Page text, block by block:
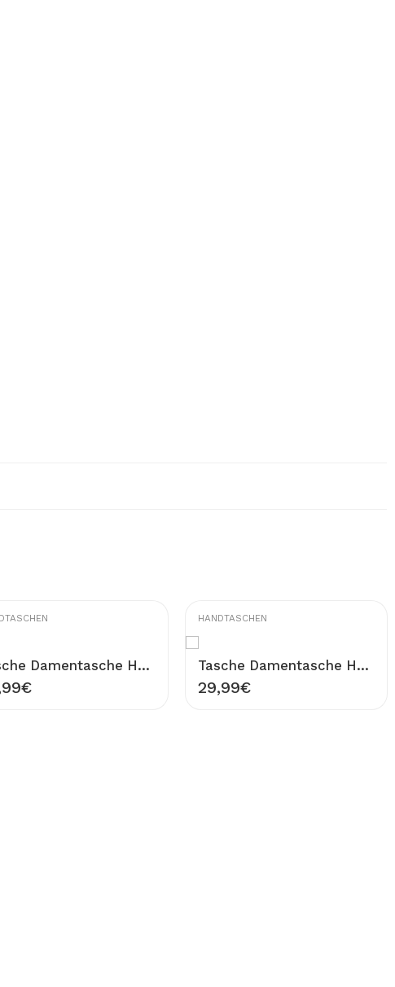
Tasche Damentasche Handtasche Schwarz mit durchbrochenem Muster Umhängetasche mit Innentasche Perforierte Schultertasche PU Leder & Stoff Design BANY
€
HANDTASCHEN
Tasche Damentasche Handtasche Blau mit durchbrochenem Muster Umhängetasche mit Innentasche Perforierte Schultertasche PU Leder & Stoff Design BANY
29,99€